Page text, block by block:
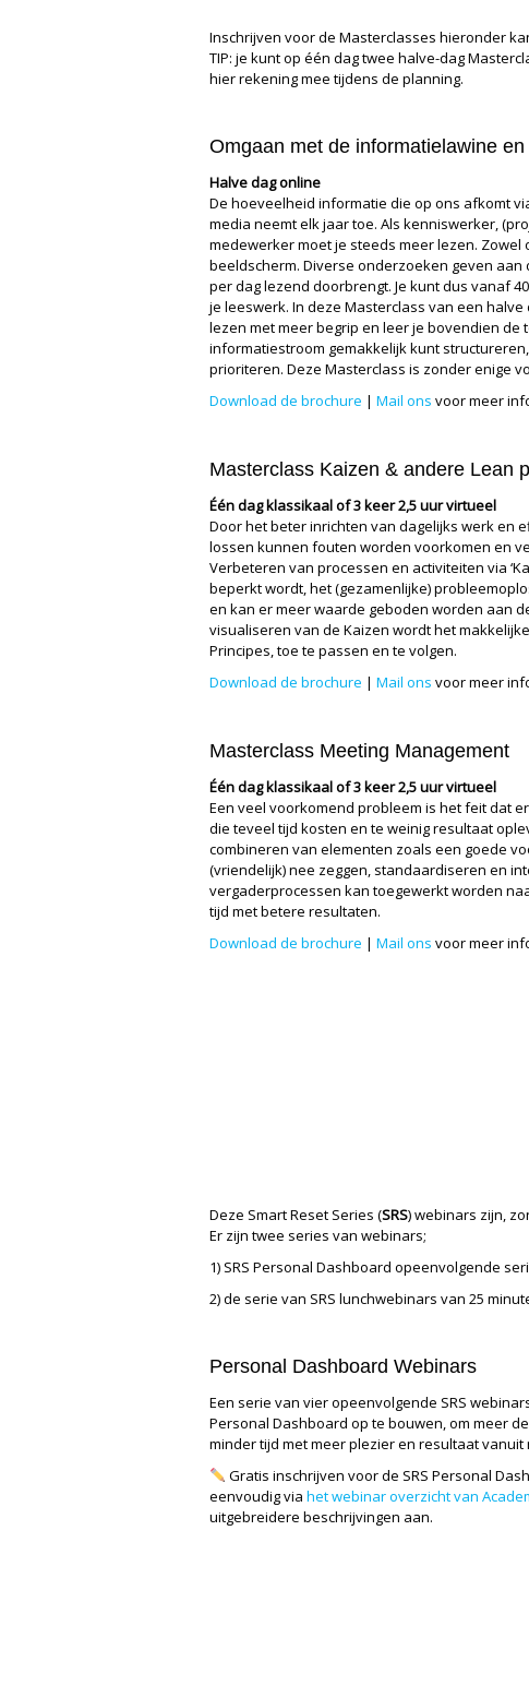
Inschrijven voor de Masterclasses hieronder
TIP: je kunt op één dag twee halve-dag
hier rekening mee tijdens de planning.
Omgaan met de informatielawine
Halve dag online
De hoeveelheid informatie die op ons afkomt
media neemt elk jaar toe. Als kenniswerker,
medewerker moet je steeds meer lezen. Zowel
beeldscherm. Diverse onderzoeken geven aan
per dag lezend doorbrengt. Je kunt dus vanaf
je leeswerk. In deze Masterclass van een
lezen met meer begrip en leer je bovendien de
informatiestroom gemakkelijk kunt
prioriteren. Deze Masterclass is zonder enige
Download de brochure | Mail ons voor meer
Masterclass Kaizen & andere Lean
Één dag klassikaal of 3 keer 2,5 uur virtueel
Door het beter inrichten van dagelijks werk en
lossen kunnen fouten worden voorkomen en
Verbeteren van processen en activiteiten via
beperkt wordt, het (gezamenlijke)
en kan er meer waarde geboden worden aan
visualiseren van de Kaizen wordt het
Principes, toe te passen en te volgen.
Download de brochure | Mail ons voor meer
Masterclass Meeting Management
Één dag klassikaal of 3 keer 2,5 uur virtueel
Een veel voorkomend probleem is het feit dat
die teveel tijd kosten en te weinig resultaat
combineren van elementen zoals een goede
(vriendelijk) nee zeggen, standaardiseren en
vergaderprocessen kan toegewerkt worden
tijd met betere resultaten.
Download de brochure | Mail ons voor meer
Deze Smart Reset Series (SRS) webinars zijn,
Er zijn twee series van webinars;
1) SRS Personal Dashboard opeenvolgende
2) de serie van SRS lunchwebinars van 25
Personal Dashboard Webinars
Een serie van vier opeenvolgende SRS
Personal Dashboard op te bouwen, om meer
minder tijd met meer plezier en resultaat vanuit
Gratis inschrijven voor de SRS Personal
eenvoudig via het webinar overzicht van
uitgebreidere beschrijvingen aan.